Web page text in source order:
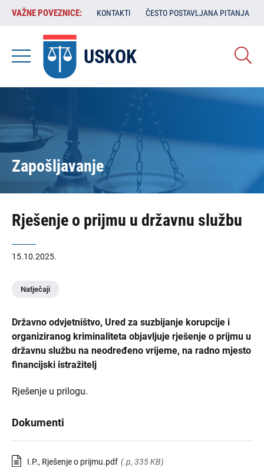
Skoči
sadržaj
VAŽNE
POVEZNICE:
VAŽNE POVEZNICE: KONTAKTI ČESTO POSTAVLJANA PITANJA
USKOK
Zapošljavanje
Rješenje o prijmu u državnu službu
15.10.2025.
Natječaji
Državno odvjetništvo, Ured za suzbijanje korupcije i
organiziranog kriminaliteta objavljuje rješenje o prijmu u
državnu službu na neodređeno vrijeme, na radno mjesto
financijski istražitelj
Rješenje u prilogu.
Dokumenti
I.P., Rješenje o prijmu.pdf (.p, 335 KB)